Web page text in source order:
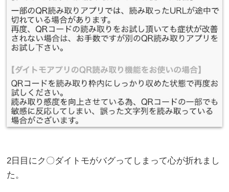
2日目にク〇ダイトモがバグってしまって心が折れまし
た。